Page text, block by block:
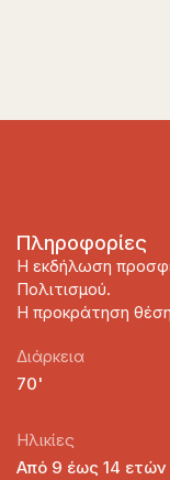
Πληροφορίες
Η εκδήλωση
Πολιτισμού.
Η προκράτηση
Διάρκεια
70'
Ηλικίες
Από 9 έως 14 ετών